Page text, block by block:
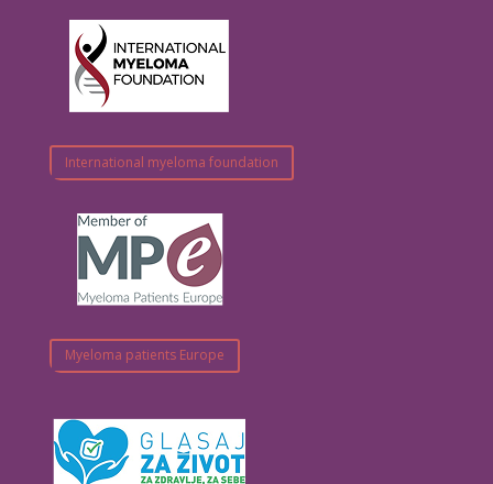
International myeloma foundation
Myeloma patients Europe